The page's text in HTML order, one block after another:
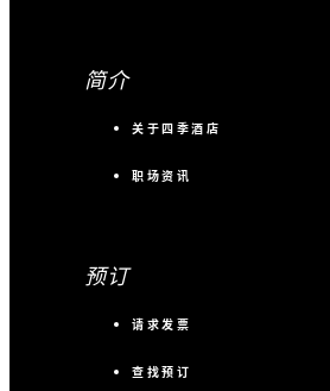
简介
关于四季酒店
职场资讯
预订
请求发票
查找预订